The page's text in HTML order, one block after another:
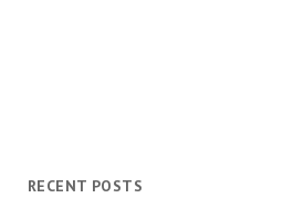
RECENT POSTS